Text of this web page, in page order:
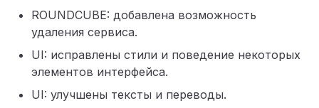
ROUNDCUBE: добавлена возможность
удаления сервиса.
UI: исправлены стили и поведение некоторых
элементов интерфейса.
UI: улучшены тексты и переводы.